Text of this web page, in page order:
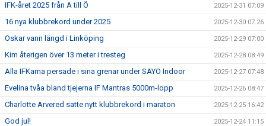
IFK-året 2025 från A till Ö 2025-12-31 07:09
16 nya klubbrekord under 2025 2025-12-30 07:26
Oskar vann längd i Linköping 2025-12-29 07:00
Kim återigen över 13 meter i tresteg 2025-12-28 08:49
Alla IFKarna persade i sina grenar under SAYO Indoor 2025-12-27 07:48
Evelina tvåa bland tjejerna IF Mantras 5000m-lopp 2025-12-26 08:47
Charlotte Arvered satte nytt klubbrekord i maraton 2025-12-25 16:42
God jul! 2025-12-24 11:15